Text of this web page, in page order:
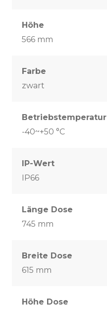
Höhe
566 mm
Farbe
zwart
Betriebstemperatur
-40~+50 °C
IP-Wert
IP66
Länge Dose
745 mm
Breite Dose
615 mm
Höhe Dose